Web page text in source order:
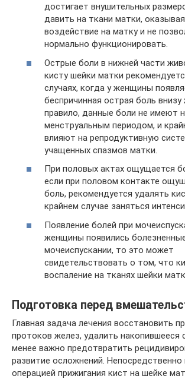
достигает внушительных
давить на ткани матки,
воздействие на матку и не
нормально функционировать.
Острые боли в нижней части
кисту шейки матки
случаях, когда у женщины
беспричинная острая боль
правило, данные боли не имеют
менструальным периодом, и
влияют на репродуктивную
учащенных спазмов матки.
При половых актах ощущается
если при половом контакте
боль, рекомендуется удалять
крайнем случае заняться
Появление болей при
женщины появились
мочеиспускании, то это может
свидетельствовать о том, что
воспаление на тканях шейки
Подготовка перед
Главная задача лечения восстановить
протоков желез, удалить накопившееся
менее важно предотвратить
развитие осложнений. Непосредственно
операцией прижигания кист на шейке